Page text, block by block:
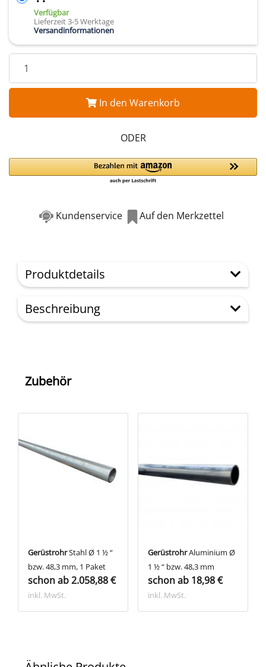
Verfügbar
Lieferzeit 3-5 Werktage
Versandinformationen
In den Warenkorb
ODER
Kundenservice Auf den Merkzettel
Produktdetails
Beschreibung
Zubehör
GerüstrohrStahl Ø 1 ½ “
bzw. 48,3 mm, 1 Paket
schon ab 2.058,88 €
inkl. MwSt.
GerüstrohrAluminium Ø
1 ½ “ bzw. 48,3 mm
schon ab 18,98 €
inkl. MwSt.